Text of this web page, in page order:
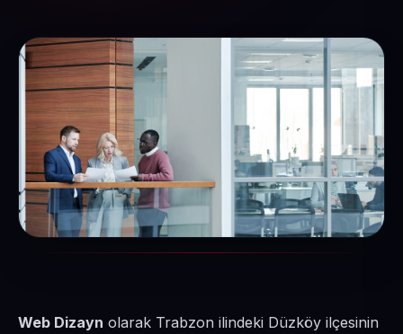
Web Dizayn olarak Trabzon ilindeki Düzköy ilçesinin